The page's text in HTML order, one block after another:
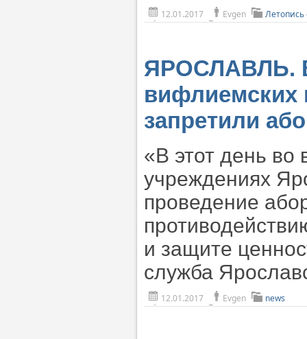
12.01.2017 Evgen Летопись
ЯРОСЛАВЛЬ.
вифлиемских
запретили
«В этот день во
учреждениях
проведение
и защите
служба
12.01.2017 Evgen news